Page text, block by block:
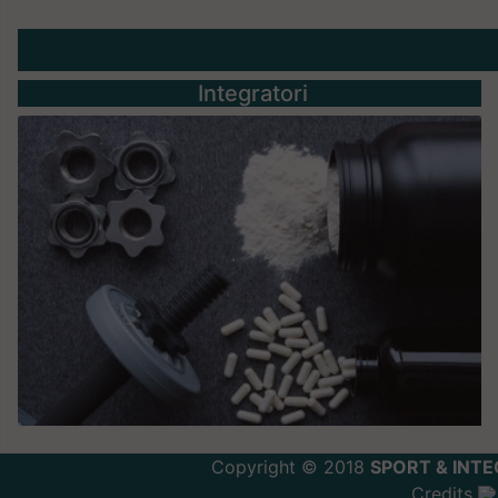
Integratori
Copyright © 2018 SPORT &
Credits